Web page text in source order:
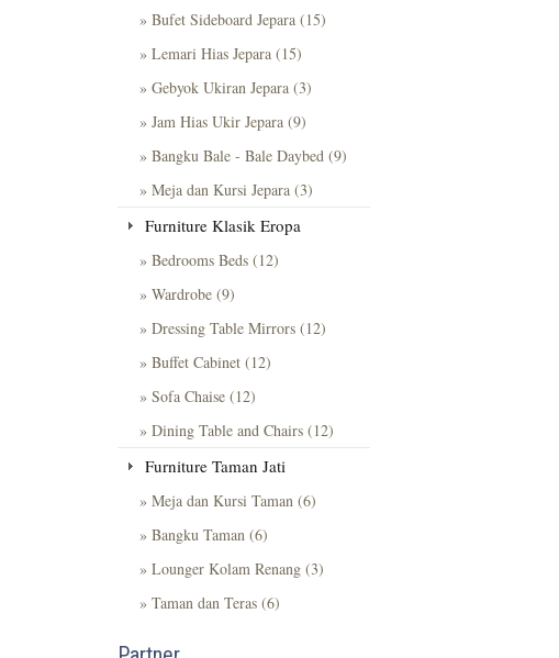
» Bufet Sideboard Jepara (15)
» Lemari Hias Jepara (15)
» Gebyok Ukiran Jepara (3)
» Jam Hias Ukir Jepara (9)
» Bangku Bale - Bale Daybed (9)
» Meja dan Kursi Jepara (3)
Furniture Klasik Eropa
» Bedrooms Beds (12)
» Wardrobe (9)
» Dressing Table Mirrors (12)
» Buffet Cabinet (12)
» Sofa Chaise (12)
» Dining Table and Chairs (12)
Furniture Taman Jati
» Meja dan Kursi Taman (6)
» Bangku Taman (6)
» Lounger Kolam Renang (3)
» Taman dan Teras (6)